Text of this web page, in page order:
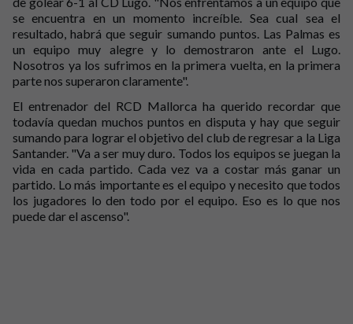
se encuentra en un momento increíble. Sea cual sea el
resultado, habrá que seguir sumando puntos. Las Palmas es
un equipo muy alegre y lo demostraron ante el Lugo.
Nosotros ya los sufrimos en la primera vuelta, en la primera
parte nos superaron claramente".
El entrenador del RCD Mallorca ha querido recordar que
todavía quedan muchos puntos en disputa y hay que seguir
sumando para lograr el objetivo del club de regresar a la Liga
Santander. "Va a ser muy duro. Todos los equipos se juegan la
vida en cada partido. Cada vez va a costar más ganar un
partido. Lo más importante es el equipo y necesito que todos
los jugadores lo den todo por el equipo. Eso es lo que nos
puede dar el ascenso".